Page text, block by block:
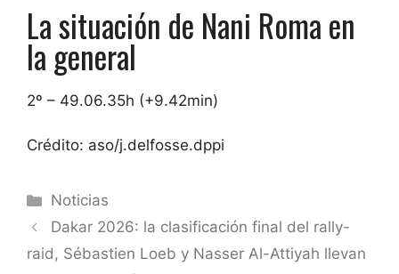
La situación de Nani Roma en
la general
2º – 49.06.35h (+9.42min)
Crédito: aso/j.delfosse.dppi
Categorías
Noticias
Dakar 2026: la clasificación final del rally-
raid, Sébastien Loeb y Nasser Al-Attiyah llevan